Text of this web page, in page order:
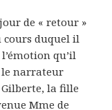
de « retour »
cours duquel il
qu’il
le narrateur
la fille
Mme de